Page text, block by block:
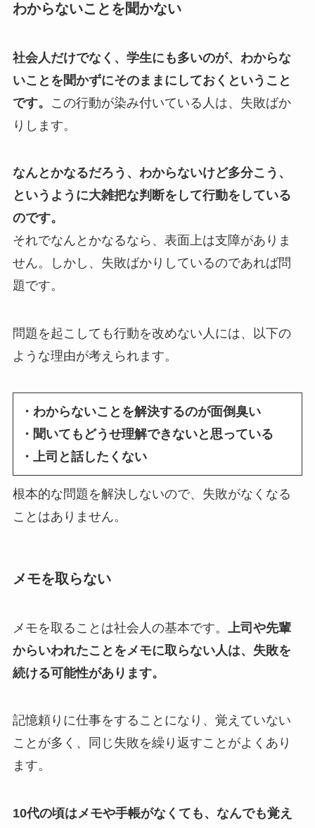
わからないことを聞かない
社会人だけでなく、学生にも多いのが、わからな
いことを聞かずにそのままにしておくということ
です。
この行動が染み付いている人は、失敗ばか
りします。
なんとかなるだろう、わからないけど多分こう、
というように大雑把な判断をして行動をしている
のです。
それでなんとかなるなら、表面上は支障がありま
せん。しかし、失敗ばかりしているのであれば問
題です。
問題を起こしても行動を改めない人には、以下の
ような理由が考えられます。
・わからないことを解決するのが面倒臭い
・聞いてもどうせ理解できないと思っている
・上司と話したくない
根本的な問題を解決しないので、失敗がなくなる
ことはありません。
メモを取らない
メモを取ることは社会人の基本です。
上司や先輩
からいわれたことをメモに取らない人は、失敗を
続ける可能性があります。
記憶頼りに仕事をすることになり、覚えていない
ことが多く、同じ失敗を繰り返すことがよくあり
ます。
10代の頃はメモや手帳がなくても、なんでも覚え